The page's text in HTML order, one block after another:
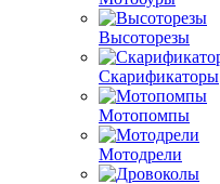
Высоторезы
Скарификаторы
Мотопомпы
Мотодрели